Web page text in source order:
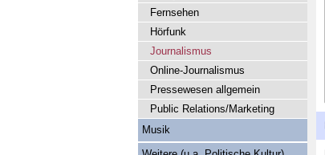
Fernsehen
Hörfunk
Journalismus
Online-Journalismus
Pressewesen allgemein
Public Relations/Marketing
Musik